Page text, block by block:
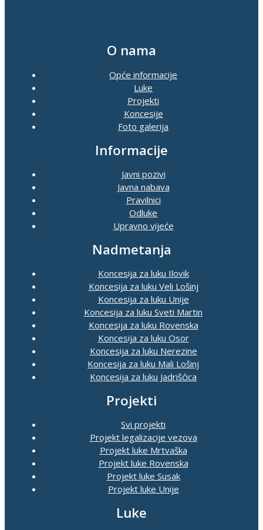
O nama
Opće informacije
Luke
Projekti
Koncesije
Foto galerija
Informacije
Javni pozivi
Javna nabava
Pravilnici
Odluke
Upravno vijeće
Nadmetanja
Koncesija za luku Ilovik
Koncesija za luku Veli Lošinj
Koncesija za luku Unije
Koncesija za luku Sveti Martin
Koncesija za luku Rovenska
Koncesija za luku Osor
Koncesija za luku Nerezine
Koncesija za luku Mali Lošinj
Koncesija za luku Jadrišćica
Projekti
Svi projekti
Projekt legalizacije vezova
Projekt luke Mrtvaška
Projekt luke Rovenska
Projekt luke Susak
Projekt luke Unije
Luke